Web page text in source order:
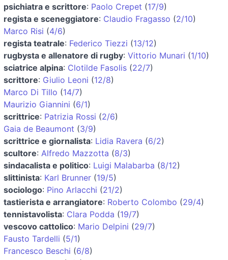
psichiatra e scrittore: Paolo Crepet (17/9)
regista e sceneggiatore: Claudio Fragasso (2/10)
Marco Risi (4/6)
regista teatrale: Federico Tiezzi (13/12)
rugbysta e allenatore di rugby: Vittorio Munari (1/10)
sciatrice alpina: Clotilde Fasolis (22/7)
scrittore: Giulio Leoni (12/8)
Marco Di Tillo (14/7)
Maurizio Giannini (6/1)
scrittrice: Patrizia Rossi (2/6)
Gaia de Beaumont (3/9)
scrittrice e giornalista: Lidia Ravera (6/2)
scultore: Alfredo Mazzotta (8/3)
sindacalista e politico: Luigi Malabarba (8/12)
slittinista: Karl Brunner (19/5)
sociologo: Pino Arlacchi (21/2)
tastierista e arrangiatore: Roberto Colombo (29/4)
tennistavolista: Clara Podda (19/7)
vescovo cattolico: Mario Delpini (29/7)
Fausto Tardelli (5/1)
Francesco Beschi (6/8)